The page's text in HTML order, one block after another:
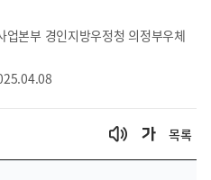
본부 경인지방우정청 의정부우체
목록